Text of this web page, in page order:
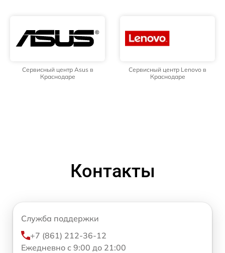
Сервисный центр Asus в
Краснодаре
Сервисный центр Lenovo в
Краснодаре
Контакты
Служба поддержки
+7 (861) 212-36-12
Ежедневно с 9:00 до 21:00